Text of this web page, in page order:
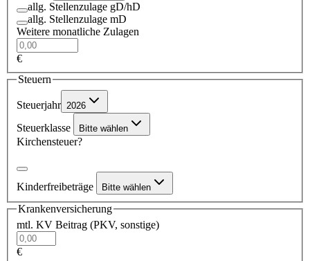
allg. Stellenzulage gD/hD
allg. Stellenzulage mD
Weitere monatliche Zulagen
€
Steuern
Steuerjahr 2026
Steuerklasse Bitte wählen
Kirchensteuer?
Kinderfreibeträge Bitte wählen
Krankenversicherung
mtl. KV Beitrag (PKV, sonstige)
€